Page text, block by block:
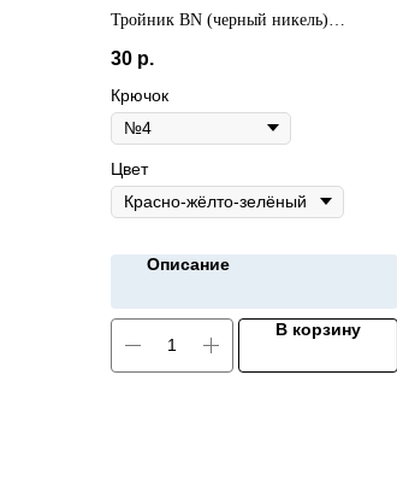
Тройник BN (черный никель)
30 р.
Крючок
Цвет
Описание
В корзину